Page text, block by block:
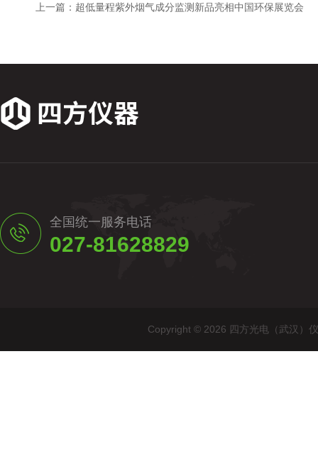
上一篇： 超低量程紫外烟气成分监测新品亮相中国环保展览会
全国统一服务电话
027-81628829
Copyright © 2026 四方光电（武汉）